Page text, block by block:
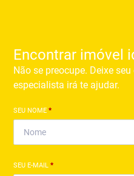
Encontrar imóvel
Não se preocupe. Deixe
especialista irá te ajudar.
SEU NOME*
SEU E-MAIL*